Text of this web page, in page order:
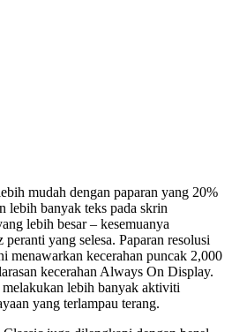
mudah dengan paparan yang 20%
lebih banyak teks pada skrin
lebih besar – kesemuanya
yang selesa. Paparan resolusi
menawarkan kecerahan puncak 2,000
kecerahan Always On Display.
lebih banyak aktiviti
yang terlampau terang.